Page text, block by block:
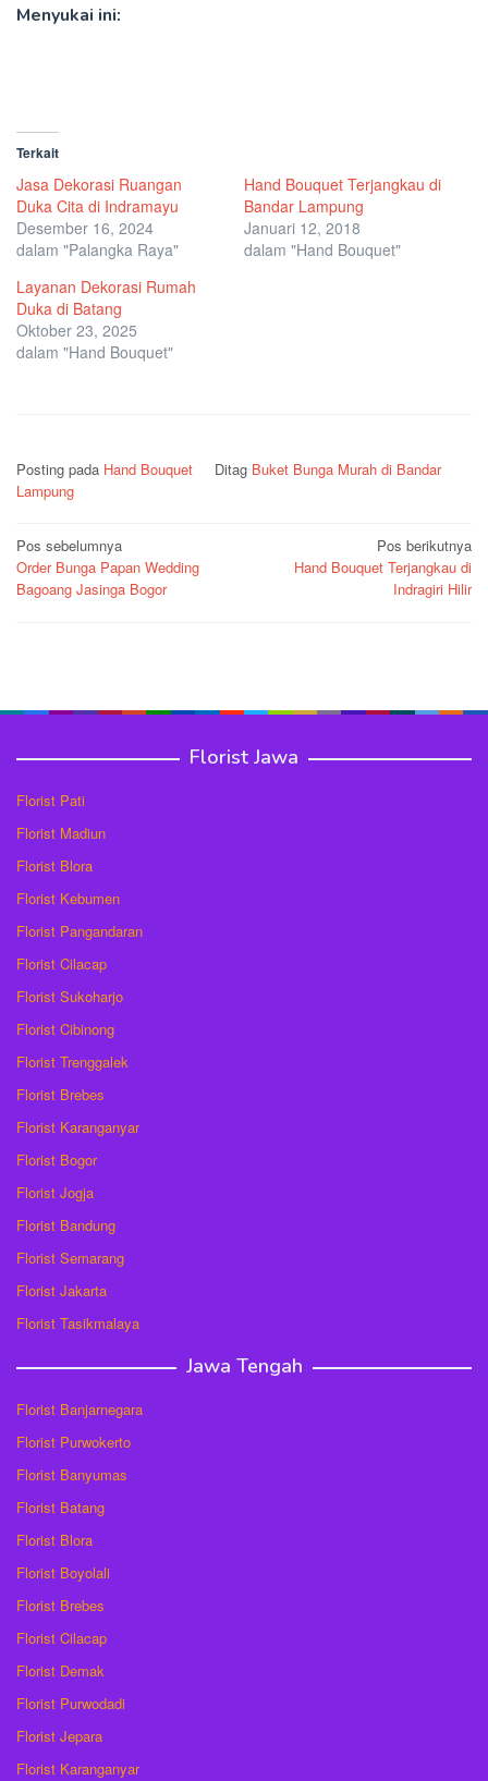
Menyukai ini:
Terkait
Jasa Dekorasi Ruangan
Duka Cita di Indramayu
Desember 16, 2024
dalam "Palangka Raya"
Hand Bouquet Terjangkau di
Bandar Lampung
Januari 12, 2018
dalam "Hand Bouquet"
Layanan Dekorasi Rumah
Duka di Batang
Oktober 23, 2025
dalam "Hand Bouquet"
Posting pada Hand Bouquet Ditag Buket Bunga Murah di Bandar
Lampung
Navigasi
pos
Pos sebelumnya
Order Bunga Papan Wedding
Bagoang Jasinga Bogor
Pos berikutnya
Hand Bouquet Terjangkau di
Indragiri Hilir
Florist Jawa
Florist Pati
Florist Madiun
Florist Blora
Florist Kebumen
Florist Pangandaran
Florist Cilacap
Florist Sukoharjo
Florist Cibinong
Florist Trenggalek
Florist Brebes
Florist Karanganyar
Florist Bogor
Florist Jogja
Florist Bandung
Florist Semarang
Florist Jakarta
Florist Tasikmalaya
Jawa Tengah
Florist Banjarnegara
Florist Purwokerto
Florist Banyumas
Florist Batang
Florist Blora
Florist Boyolali
Florist Brebes
Florist Cilacap
Florist Demak
Florist Purwodadi
Florist Jepara
Florist Karanganyar